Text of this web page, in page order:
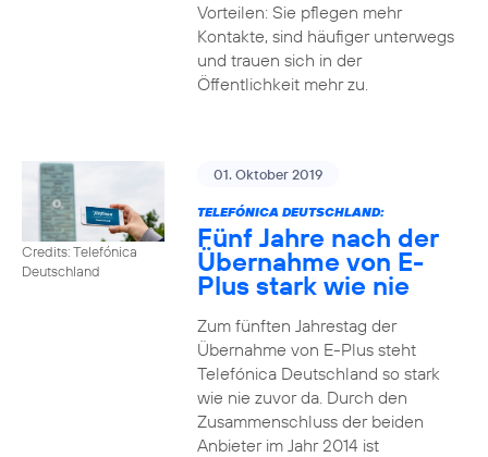
Vorteilen: Sie pflegen mehr
Kontakte, sind häufiger unterwegs
und trauen sich in der
Öffentlichkeit mehr zu.
Credits: Telefónica
Deutschland
01. Oktober 2019
TELEFÓNICA DEUTSCHLAND:
Fünf Jahre nach der
Übernahme von E-
Plus stark wie nie
Zum fünften Jahrestag der
Übernahme von E-Plus steht
Telefónica Deutschland so stark
wie nie zuvor da. Durch den
Zusammenschluss der beiden
Anbieter im Jahr 2014 ist